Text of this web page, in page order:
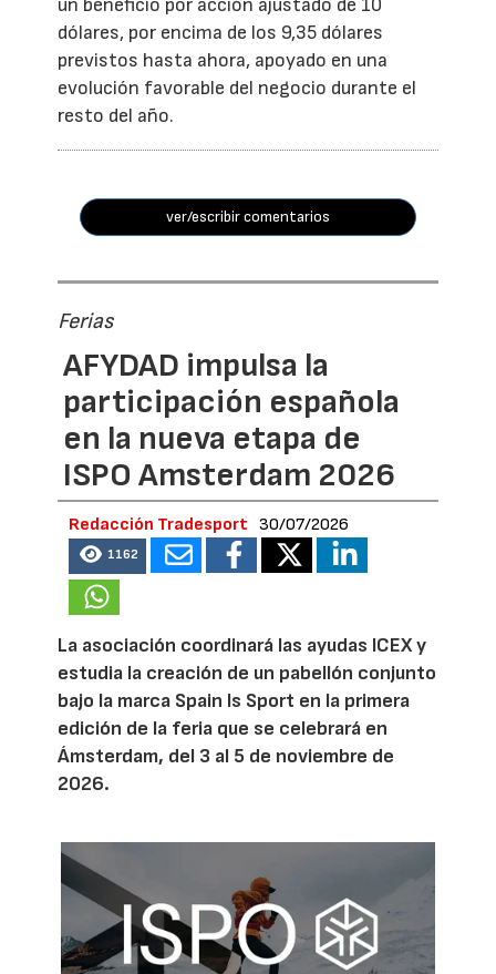
un beneficio por acción ajustado de 10
dólares, por encima de los 9,35 dólares
previstos hasta ahora, apoyado en una
evolución favorable del negocio durante el
resto del año.
ver/escribir comentarios
Ferias
AFYDAD impulsa la
participación española
en la nueva etapa de
ISPO Amsterdam 2026
Redacción Tradesport 30/07/2026
1162
La asociación coordinará las ayudas ICEX y
estudia la creación de un pabellón conjunto
bajo la marca Spain Is Sport en la primera
edición de la feria que se celebrará en
Ámsterdam, del 3 al 5 de noviembre de
2026.